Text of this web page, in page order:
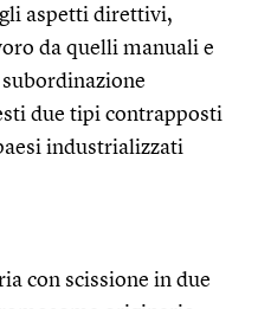
aspetti direttivi,
da quelli manuali e
due tipi contrapposti
industrializzati
con scissione in due